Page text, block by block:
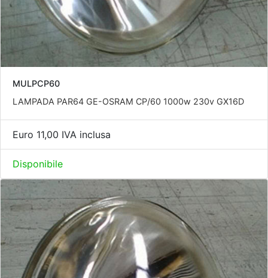
MULPCP60
LAMPADA PAR64 GE-OSRAM CP/60 1000w 230v GX16D
Euro 11,00 IVA inclusa
Disponibile